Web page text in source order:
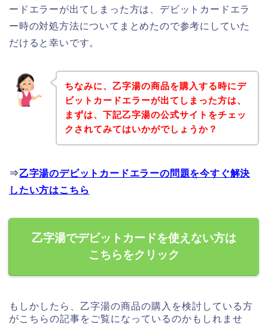
ードエラーが出てしまった方は、デビットカードエラ
ー時の対処方法についてまとめたので参考にしていた
だけると幸いです。
ちなみに、乙字湯の商品を購入する時にデ
ビットカードエラーが出てしまった方は、
まずは、下記乙字湯の公式サイトをチェッ
クされてみてはいかがでしょうか？
⇒乙字湯のデビットカードエラーの問題を今すぐ解決
したい方はこちら
乙字湯でデビットカードを使えない方は
こちらをクリック
もしかしたら、乙字湯の商品の購入を検討している方
がこちらの記事をご覧になっているのかもしれませ